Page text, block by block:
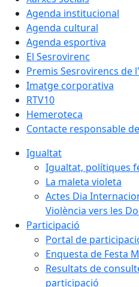
Agenda institucional
Agenda cultural
Agenda esportiva
El Sesrovirenc
Premis Sesrovirencs de
Imatge corporativa
RTV10
Hemeroteca
Contacte responsable
Igualtat
Igualtat, polítiques
La maleta violeta
Actes Dia
Violència vers les
Participació
Portal de
Enquesta de Festa
Resultats de
participació